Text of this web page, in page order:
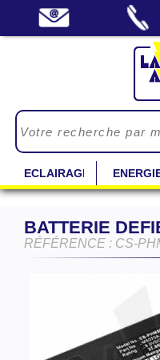
ECLAIRAGE
BATTERIE
RÉFÉRENCE : CS-